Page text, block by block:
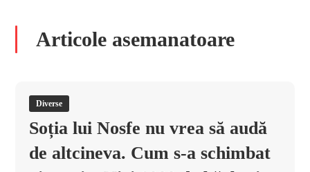
Articole asemanatoare
Diverse
Soția lui Nosfe nu vrea să audă
de altcineva. Cum s-a schimbat